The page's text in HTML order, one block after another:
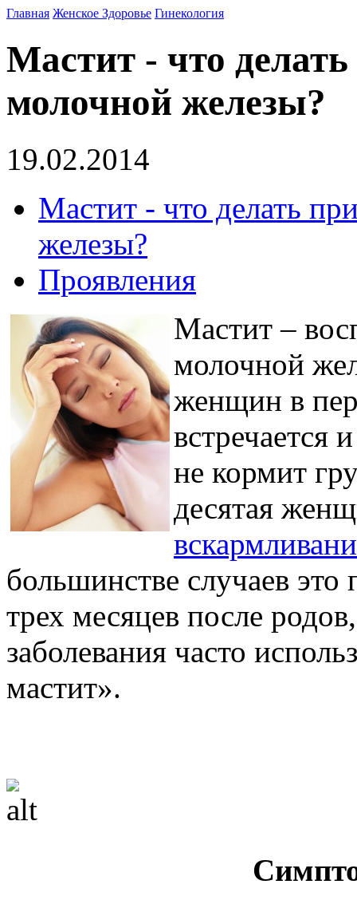
Главная Женское Здоровье Гинекология
Мастит - что
молочной железы?
19.02.2014
Мастит - что делать
железы?
Проявления
Мастит –
молочной
женщин в
встречается
не кормит
десятая
большинстве случаев
трех месяцев после
заболевания часто
мастит».